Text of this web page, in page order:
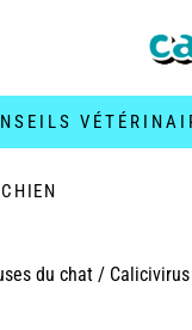
CHIEN
du chat/